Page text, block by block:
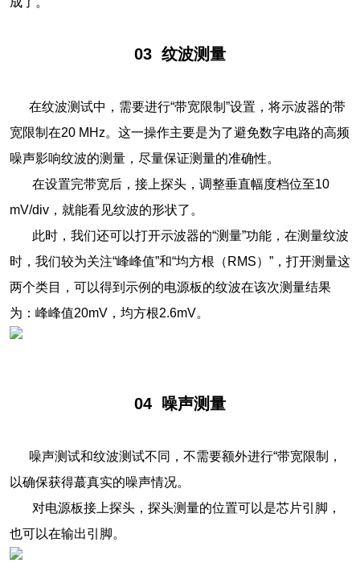
03 纹波测量
在纹波测试中，需要进行“带宽限制”设置，将示波器的带
宽限制在20 MHz。这一操作主要是为了避免数字电路的高频
噪声影响纹波的测量，尽量保证测量的准确性。
在设置完带宽后，接上探头，调整垂直幅度档位至10
mV/div，就能看见纹波的形状了。
此时，我们还可以打开示波器的“测量”功能，在测量纹波
时，我们较为关注“峰峰值”和“均方根（RMS）”，打开测量这
两个类目，可以得到示例的电源板的纹波在该次测量结果
为：峰峰值20mV，均方根2.6mV。
04 噪声测量
噪声测试和纹波测试不同，不需要额外进行“带宽限制，
以确保获得蕞真实的噪声情况。
对电源板接上探头，探头测量的位置可以是芯片引脚，
也可以在输出引脚。